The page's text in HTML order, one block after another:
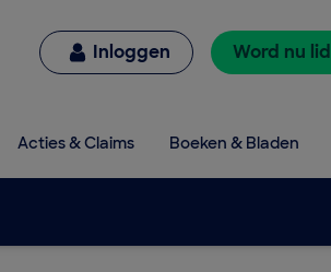
Inloggen Word nu lid
Acties & Claims Boeken & Bladen